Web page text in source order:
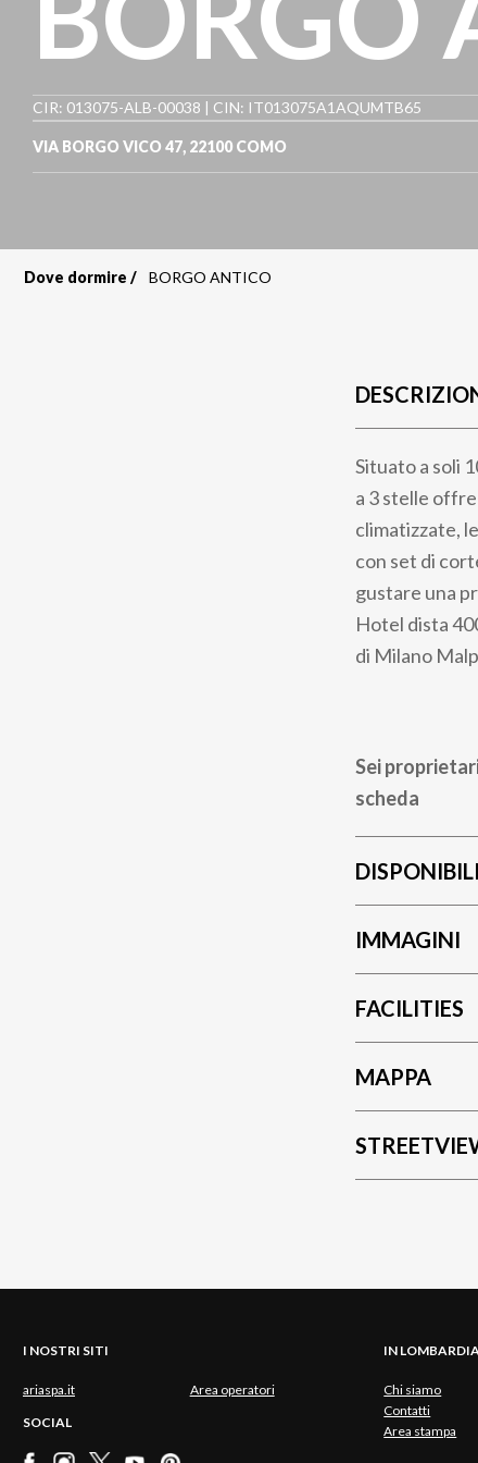
CIR: 013075-ALB-00038 | CIN: IT013075A1AQUMTB65
VIA BORGO VICO 47, 22100 COMO
Dove dormire BORGO ANTICO
Situato a soli
a 3 stelle
climatizzate,
con set di
gustare una
Hotel dista
di Milano
Sei
scheda
IMMAGINI
FACILITIES
MAPPA
I NOSTRI SITI
ariaspa.it Area operatori
SOCIAL
IN LOMBARDIA
Chi siamo
Contatti
Area stampa